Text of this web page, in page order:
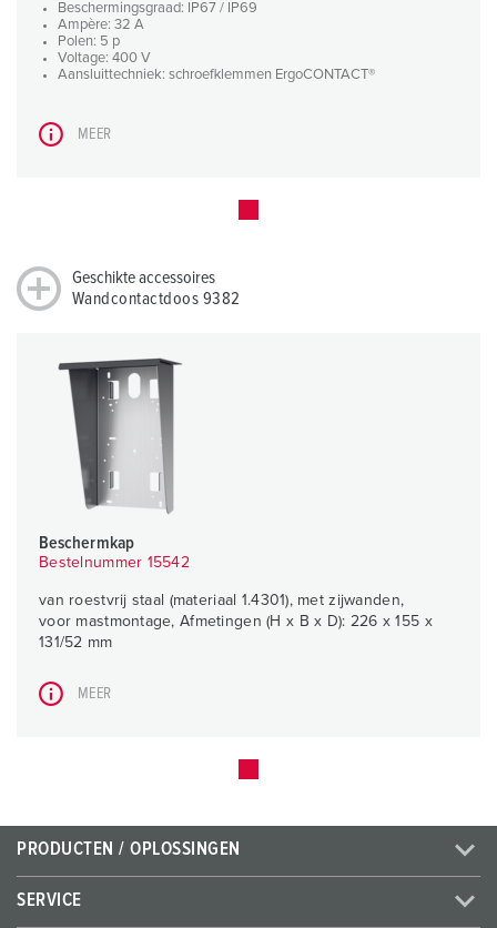
Beschermingsgraad: IP67 / IP69
Ampère: 32 A
Polen: 5 p
Voltage: 400 V
Aansluittechniek: schroefklemmen ErgoCONTACT®
MEER
Geschikte accessoires
Wandcontactdoos 9382
Beschermkap
Bestelnummer 15542
van roestvrij staal (materiaal 1.4301), met zijwanden,
voor mastmontage, Afmetingen (H x B x D): 226 x 155 x
131/52 mm
MEER
PRODUCTEN / OPLOSSINGEN
SERVICE